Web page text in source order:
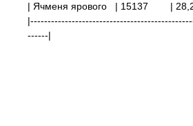
| Ячменя ярового
| 15137 |
------|